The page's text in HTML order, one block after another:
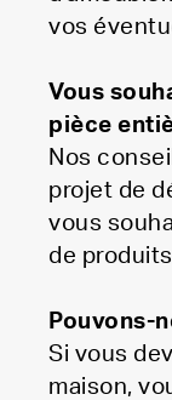
vos
Vous
pièce
Nos
projet de
vous
de
Pouvons-
Si vous
maison,